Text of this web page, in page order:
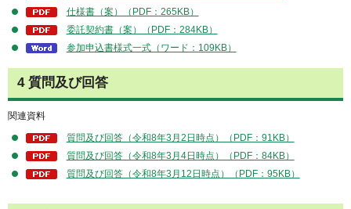
仕様書（案）（PDF：265KB）
委託契約書（案）（PDF：284KB）
参加申込書様式一式（ワード：109KB）
4 質問及び回答
関連資料
質問及び回答（令和8年3月2日時点）（PDF：91KB）
質問及び回答（令和8年3月4日時点）（PDF：84KB）
質問及び回答（令和8年3月12日時点）（PDF：95KB）